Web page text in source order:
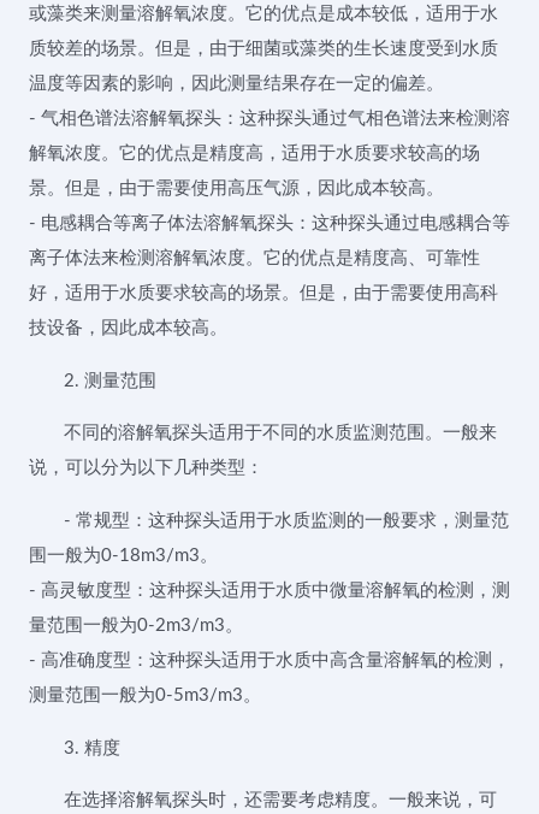
或藻类来测量溶解氧浓度。它的优点是成本较低，适用于水
质较差的场景。但是，由于细菌或藻类的生长速度受到水质
温度等因素的影响，因此测量结果存在一定的偏差。
- 气相色谱法溶解氧探头：这种探头通过气相色谱法来检测溶
解氧浓度。它的优点是精度高，适用于水质要求较高的场
景。但是，由于需要使用高压气源，因此成本较高。
- 电感耦合等离子体法溶解氧探头：这种探头通过电感耦合等
离子体法来检测溶解氧浓度。它的优点是精度高、可靠性
好，适用于水质要求较高的场景。但是，由于需要使用高科
技设备，因此成本较高。
2. 测量范围
不同的溶解氧探头适用于不同的水质监测范围。一般来
说，可以分为以下几种类型：
- 常规型：这种探头适用于水质监测的一般要求，测量范
围一般为0-18m3/m3。
- 高灵敏度型：这种探头适用于水质中微量溶解氧的检测，测
量范围一般为0-2m3/m3。
- 高准确度型：这种探头适用于水质中高含量溶解氧的检测，
测量范围一般为0-5m3/m3。
3. 精度
在选择溶解氧探头时，还需要考虑精度。一般来说，可